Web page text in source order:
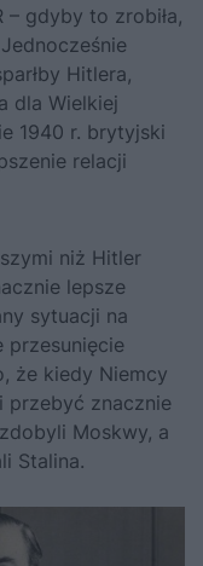
– gdyby to zrobiła,
Hitlera,
dla Wielkiej
1940 r. brytyjski
relacji
niż Hitler
lepsze
sytuacji na
przesunięcie
że kiedy Niemcy
przebyć znacznie
Moskwy, a
Stalina.